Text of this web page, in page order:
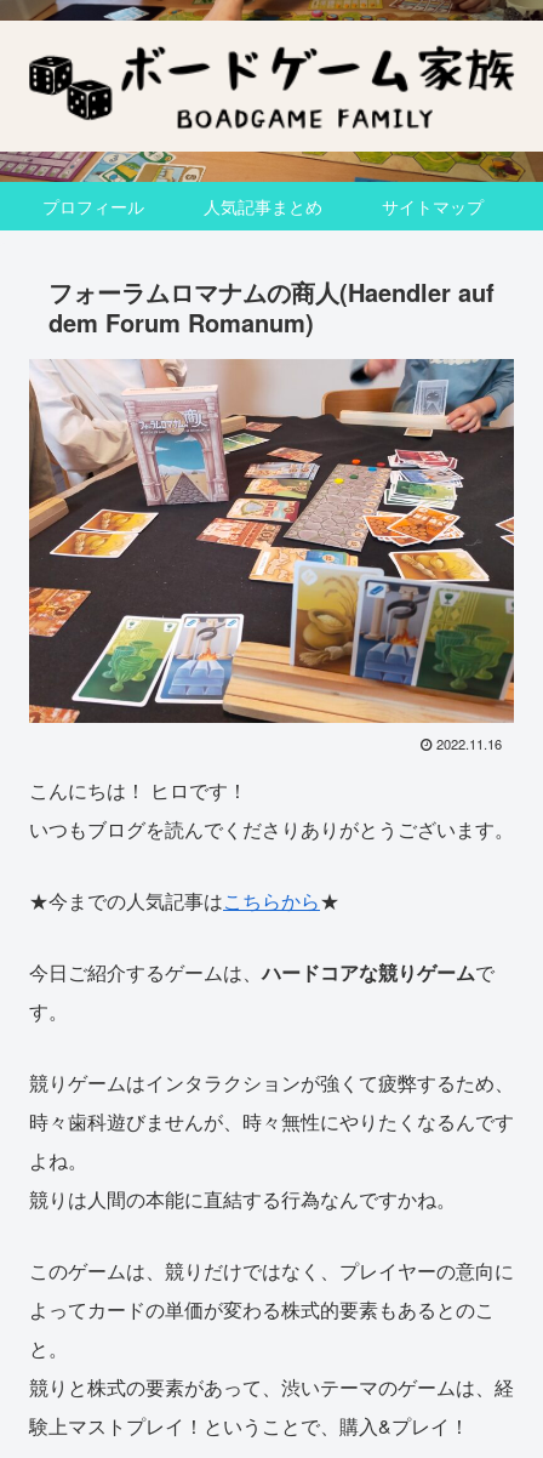
プロフィール 人気記事まとめ サイトマップ
フォーラムロマナムの商人(Haendler auf
dem Forum Romanum)
2022.11.16
こんにちは！ ヒロです！
いつもブログを読んでくださりありがとうございます。
★今までの人気記事はこちらから★
今日ご紹介するゲームは、ハードコアな競りゲームで
す。
競りゲームはインタラクションが強くて疲弊するため、
時々歯科遊びませんが、時々無性にやりたくなるんです
よね。
競りは人間の本能に直結する行為なんですかね。
このゲームは、競りだけではなく、プレイヤーの意向に
よってカードの単価が変わる株式的要素もあるとのこ
と。
競りと株式の要素があって、渋いテーマのゲームは、経
験上マストプレイ！ということで、購入&プレイ！